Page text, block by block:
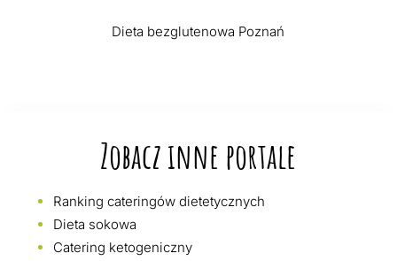
Dieta bezglutenowa Poznań
Zobacz inne portale
Ranking cateringów dietetycznych
Dieta sokowa
Catering ketogeniczny